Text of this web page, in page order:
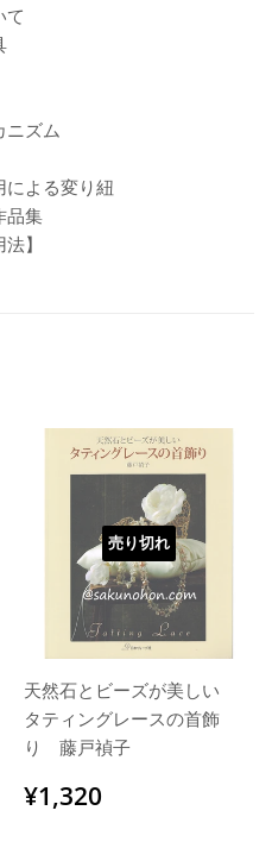
て
ニズム
よる変り紐
品集
】
売り切れ
天然石とビーズが美しい
タティングレースの首飾
り 藤戸禎子
通
常
¥1,320